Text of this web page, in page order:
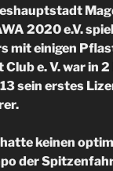
2020 e.V.
mit einigen
Club e. V. war in
sein erstes
keinen
der